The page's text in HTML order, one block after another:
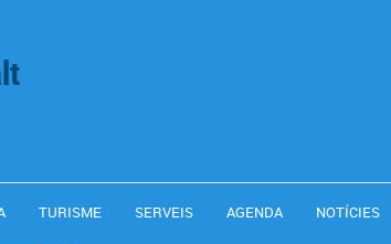
TURISME SERVEIS AGENDA
NOTÍCIES